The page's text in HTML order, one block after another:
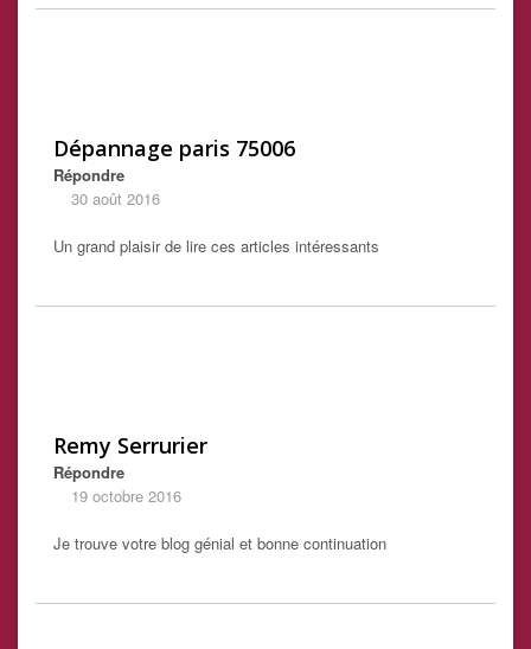
Dépannage paris 75006
Répondre
30 août 2016
Un grand plaisir de lire ces articles intéressants
Remy Serrurier
Répondre
19 octobre 2016
Je trouve votre blog génial et bonne continuation